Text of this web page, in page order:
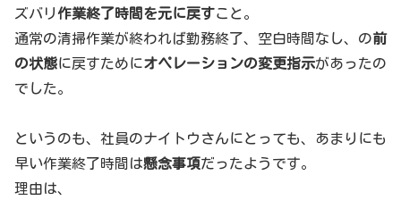
ズバリ作業終了時間を元に戻すこと。
通常の清掃作業が終われば勤務終了、空白時間なし、の前
の状態に戻すためにオペレーションの変更指示があったの
でした。
というのも、社員のナイトウさんにとっても、あまりにも
早い作業終了時間は懸念事項だったようです。
理由は、